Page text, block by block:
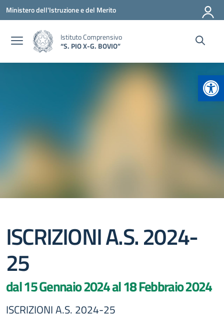
Vai ai contenuti
Vai al menu di navigazione
Vai al footer
Ministero dell'Istruzione e del Merito
Istituto Comprensivo
“S. PIO X-G. BOVIO”
ISCRIZIONI A.S. 2024-
25
dal 15 Gennaio 2024 al 18 Febbraio 2024
ISCRIZIONI A.S. 2024-25